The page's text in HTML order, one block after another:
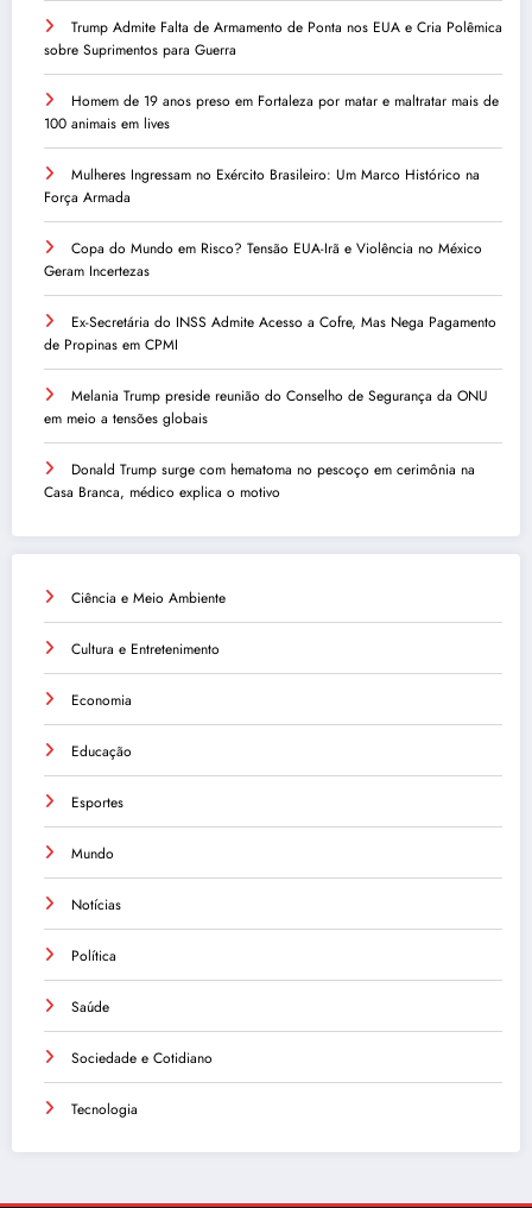
Trump Admite Falta de Armamento de Ponta nos EUA e Cria Polêmica
sobre Suprimentos para Guerra
Homem de 19 anos preso em Fortaleza por matar e maltratar mais de
100 animais em lives
Mulheres Ingressam no Exército Brasileiro: Um Marco Histórico na
Força Armada
Copa do Mundo em Risco? Tensão EUA-Irã e Violência no México
Geram Incertezas
Ex-Secretária do INSS Admite Acesso a Cofre, Mas Nega Pagamento
de Propinas em CPMI
Melania Trump preside reunião do Conselho de Segurança da ONU
em meio a tensões globais
Donald Trump surge com hematoma no pescoço em cerimônia na
Casa Branca, médico explica o motivo
Ciência e Meio Ambiente
Cultura e Entretenimento
Economia
Educação
Esportes
Mundo
Notícias
Política
Saúde
Sociedade e Cotidiano
Tecnologia